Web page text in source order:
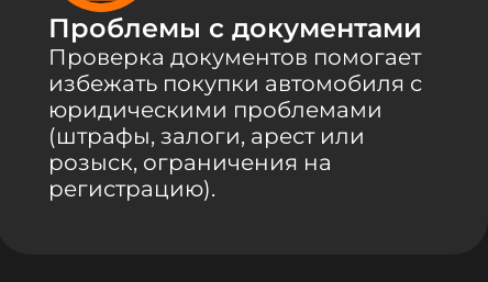
Проблемы с документами
Проверка документов помогает
избежать покупки автомобиля с
юридическими проблемами
(штрафы, залоги, арест или
розыск, ограничения на
регистрацию).